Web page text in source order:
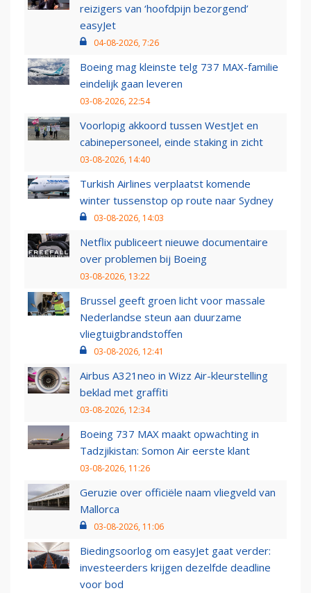
reizigers van ‘hoofdpijn bezorgend’
easyJet
04-08-2026, 7:26
Boeing mag kleinste telg 737 MAX-familie
eindelijk gaan leveren
03-08-2026, 22:54
Voorlopig akkoord tussen WestJet en
cabinepersoneel, einde staking in zicht
03-08-2026, 14:40
Turkish Airlines verplaatst komende
winter tussenstop op route naar Sydney
03-08-2026, 14:03
Netflix publiceert nieuwe documentaire
over problemen bij Boeing
03-08-2026, 13:22
Brussel geeft groen licht voor massale
Nederlandse steun aan duurzame
vliegtuigbrandstoffen
03-08-2026, 12:41
Airbus A321neo in Wizz Air-kleurstelling
beklad met graffiti
03-08-2026, 12:34
Boeing 737 MAX maakt opwachting in
Tadzjikistan: Somon Air eerste klant
03-08-2026, 11:26
Geruzie over officiële naam vliegveld van
Mallorca
03-08-2026, 11:06
Biedingsoorlog om easyJet gaat verder:
investeerders krijgen dezelfde deadline
voor bod